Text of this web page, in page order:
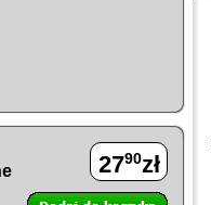
2790zł